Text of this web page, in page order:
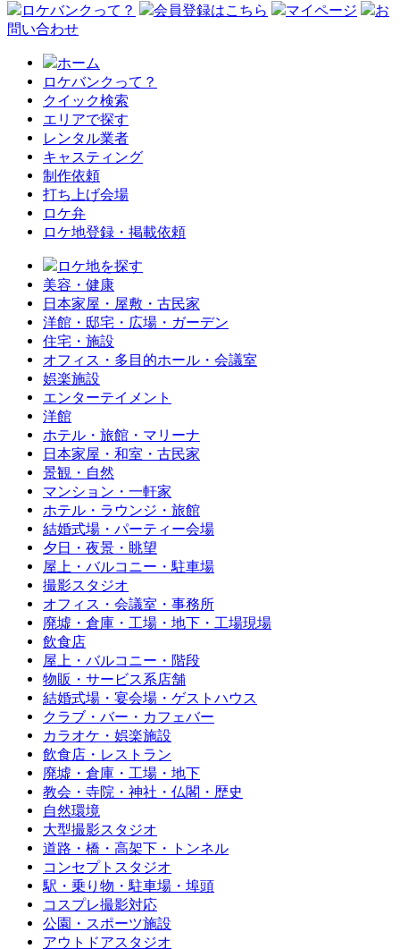
ロケバンクって？
会員登録はこちら マイページ
お
問い合わせ
ホーム
ロケバンクって？
クイック検索
エリアで探す
レンタル業者
キャスティング
制作依頼
打ち上げ会場
ロケ弁
ロケ地登録・掲載依頼
ロケ地を探す
美容・健康
日本家屋・屋敷・古民家
洋館・邸宅・広場・ガーデン
住宅・施設
オフィス・多目的ホール・会議室
娯楽施設
エンターテイメント
洋館
ホテル・旅館・マリーナ
日本家屋・和室・古民家
景観・自然
マンション・一軒家
ホテル・ラウンジ・旅館
結婚式場・パーティー会場
夕日・夜景・眺望
屋上・バルコニー・駐車場
撮影スタジオ
オフィス・会議室・事務所
廃墟・倉庫・工場・地下・工場現場
飲食店
屋上・バルコニー・階段
物販・サービス系店舗
結婚式場・宴会場・ゲストハウス
クラブ・バー・カフェバー
カラオケ・娯楽施設
飲食店・レストラン
廃墟・倉庫・工場・地下
教会・寺院・神社・仏閣・歴史
自然環境
大型撮影スタジオ
道路・橋・高架下・トンネル
コンセプトスタジオ
駅・乗り物・駐車場・埠頭
コスプレ撮影対応
公園・スポーツ施設
アウトドアスタジオ